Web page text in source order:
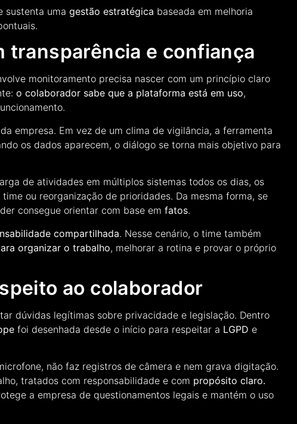
sustenta umagestão estratégica baseada em melhoria
transparência e confiança
monitoramento precisa nascer com um princípio claro
o colaborador sabe que a plataforma está em uso,
empresa. Em vez de um clima de vigilância, a ferramenta
os dados aparecem, o diálogo se torna mais objetivo para
de atividades em múltiplos sistemas todos os dias, os
ou reorganização de prioridades. Da mesma forma, se
consegue orientar com base emfatos.
compartilhada. Nesse cenário, o time também
organizar o trabalho, melhorar a rotina e provar o próprio
ao colaborador
dúvidas legítimas sobre privacidade e legislação. Dentro
foi desenhada desde o início para respeitar a LGPD e
não faz registros de câmera e nem grava digitação.
tratados com responsabilidade e com propósito claro.
a empresa de questionamentos legais e mantém o uso